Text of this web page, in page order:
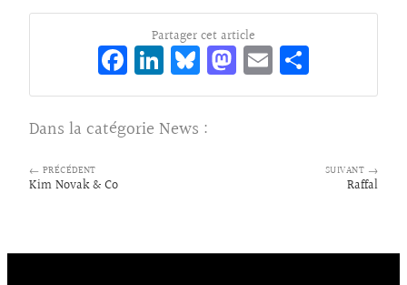
Partager cet article
Fa
ce
bo
o
Li
n
ke
dI
Bl
ue
sk
M
as
E
m rt
Dans la catégorie News :
← PRÉCÉDENT
Kim Novak & Co
SUIVANT →
Raffal